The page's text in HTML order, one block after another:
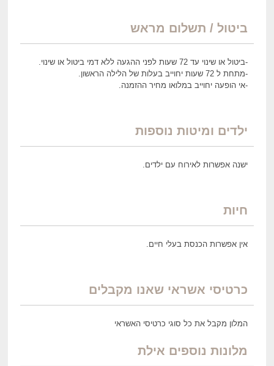
ביטול / תשלום מראש
-ביטול או שינוי עד 72 שעות לפני ההגעה ללא דמי ביטול או שינוי.
-מתחת ל 72 שעות יחוייב בעלות של הלילה הראשון.
-אי הופעה יחוייב במלואו מחיר ההזמנה.
ילדים ומיטות נוספות
ישנה אפשרות לאירוח עם ילדים.
חיות
אין אפשרות הכנסת בעלי חיים.
כרטיסי אשראי שאנו מקבלים
המלון מקבל את כל סוגי כרטיסי האשראי
מלונות נוספים אילת